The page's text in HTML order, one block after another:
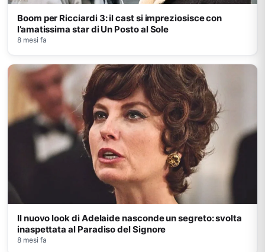
Boom per Ricciardi 3: il cast si impreziosisce con
l’amatissima star di Un Posto al Sole
8 mesi fa
Il nuovo look di Adelaide nasconde un segreto: svolta
inaspettata al Paradiso del Signore
8 mesi fa